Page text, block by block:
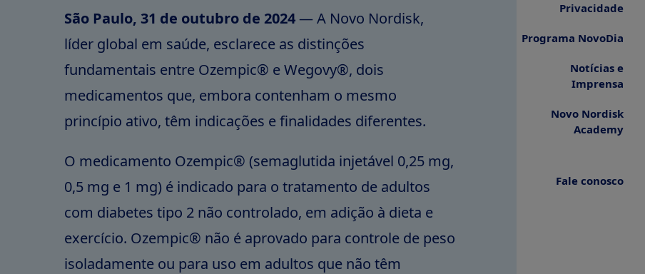
Privacidade
Programa NovoDia
Notícias e
Imprensa
Novo Nordisk
Academy
Fale conosco
São Paulo, 31 de outubro de 2024 — A Novo Nordisk,
líder global em saúde, esclarece as distinções
fundamentais entre Ozempic® e Wegovy®, dois
medicamentos que, embora contenham o mesmo
princípio ativo, têm indicações e finalidades diferentes.
O medicamento Ozempic® (semaglutida injetável 0,25 mg,
0,5 mg e 1 mg) é indicado para o tratamento de adultos
com diabetes tipo 2 não controlado, em adição à dieta e
exercício. Ozempic® não é aprovado para controle de peso
isoladamente ou para uso em adultos que não têm